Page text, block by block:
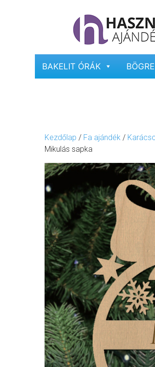
BAKELIT ÓRÁK BÖGRE
Kezdőlap / Fa ajándék /
Mikulás sapka